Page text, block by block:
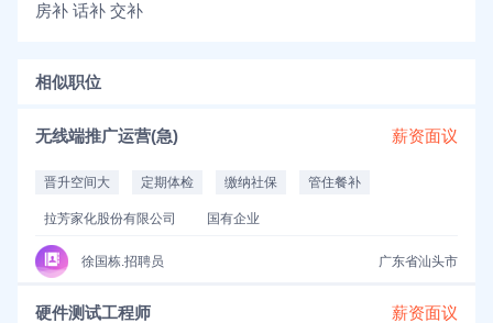
房补 话补 交补
相似职位
无线端推广运营(急) 薪资面议
晋升空间大 定期体检 缴纳社保 管住餐补
拉芳家化股份有限公司 国有企业
徐国栋.招聘员 广东省汕头市
硬件测试工程师 薪资面议